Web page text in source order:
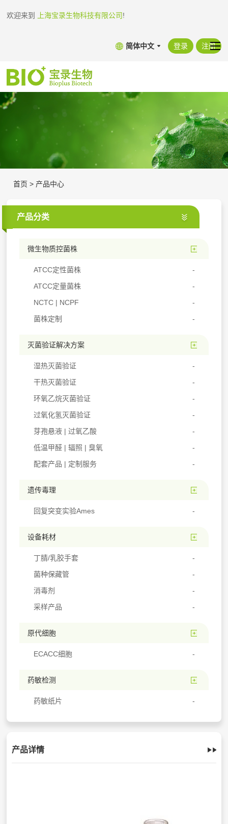
欢迎来到 上海宝录生物科技有限公司!
简体中文 登录 注册
首页 > 产品中心
产品分类
微生物质控菌株
ATCC定性菌株
ATCC定量菌株
NCTC | NCPF
菌株定制
灭菌验证解决方案
湿热灭菌验证
干热灭菌验证
环氧乙烷灭菌验证
过氧化氢灭菌验证
芽孢悬液 | 过氧乙酸
低温甲醛 | 辐照 | 臭氧
配套产品 | 定制服务
遗传毒理
回复突变实验Ames
设备耗材
丁腈/乳胶手套
菌种保藏管
消毒剂
采样产品
原代细胞
ECACC细胞
药敏检测
药敏纸片
产品详情